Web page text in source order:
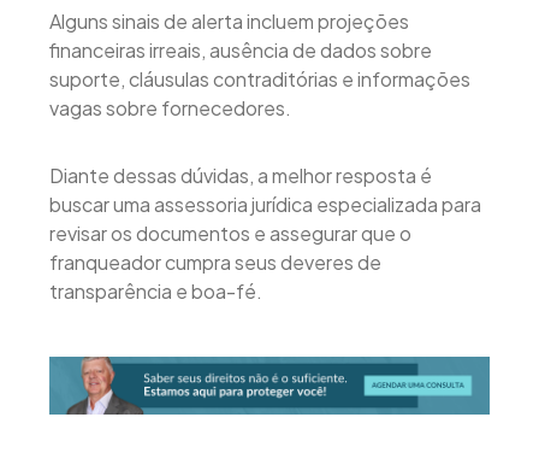
Alguns sinais de alerta incluem projeções
financeiras irreais, ausência de dados sobre
suporte, cláusulas contraditórias e informações
vagas sobre fornecedores.
Diante dessas dúvidas, a melhor resposta é
buscar uma assessoria jurídica especializada para
revisar os documentos e assegurar que o
franqueador cumpra seus deveres de
transparência e boa-fé.